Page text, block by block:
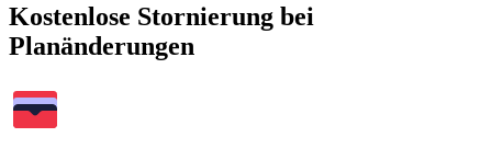
Kostenlose Stornierung bei
Planänderungen